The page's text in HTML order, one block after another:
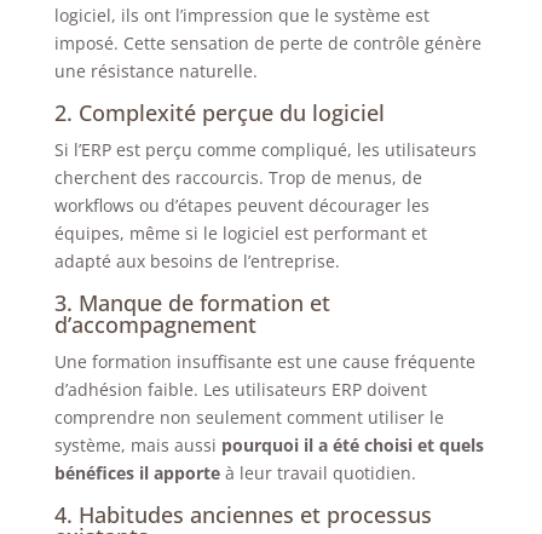
logiciel, ils ont l’impression que le système est
imposé. Cette sensation de perte de contrôle génère
une résistance naturelle.
2. Complexité perçue du logiciel
Si l’ERP est perçu comme compliqué, les utilisateurs
cherchent des raccourcis. Trop de menus, de
workflows ou d’étapes peuvent décourager les
équipes, même si le logiciel est performant et
adapté aux besoins de l’entreprise.
3. Manque de formation et
d’accompagnement
Une formation insuffisante est une cause fréquente
d’adhésion faible. Les utilisateurs ERP doivent
comprendre non seulement comment utiliser le
système, mais aussi pourquoi il a été choisi et quels
bénéfices il apporteà leur travail quotidien.
4. Habitudes anciennes et processus